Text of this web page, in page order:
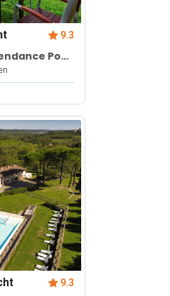
9.3
Pool
9.3